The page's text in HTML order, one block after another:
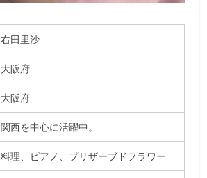
右田里沙
大阪府
大阪府
関西を中心に活躍中。
料理、ピアノ、プリザーブドフラワー